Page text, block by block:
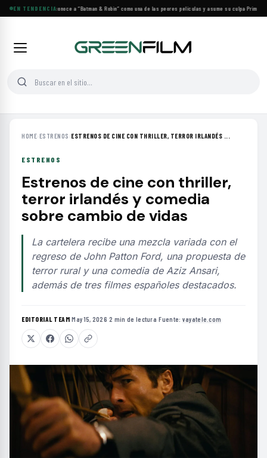
EN TENDENCIA
George Clooney reconoce a “Batman & Robin” como una de las peores películas y asume su culpa·Prime
HOME›ESTRENOS ›ESTRENOS DE CINE CON THRILLER, TERROR IRLANDÉS ...
ESTRENOS
Estrenos de cine con thriller,
terror irlandés y comedia
sobre cambio de vidas
La cartelera recibe una mezcla variada con el
regreso de John Patton Ford, una propuesta de
terror rural y una comedia de Aziz Ansari,
además de tres filmes españoles destacados.
EDITORIAL TEAM·May 15, 2026·2 min de lectura·Fuente: vayatele.com